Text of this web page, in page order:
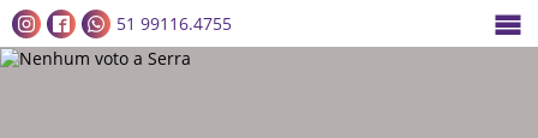
51 99116.4755